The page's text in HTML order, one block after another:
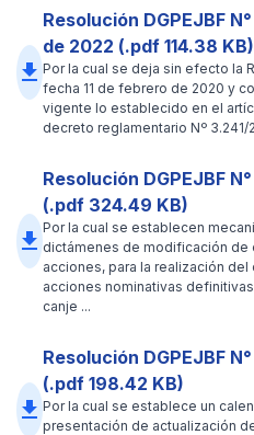
file_download
Resolución DGPEJBF
de 2022 (.pdf 114.38 KB)
Por la cual se deja sin efecto la
fecha 11 de febrero de 2020 y
vigente lo establecido en el
decreto reglamentario Nº 3.241/
file_download
Resolución DGPEJBF
(.pdf 324.49 KB)
Por la cual se establecen
dictámenes de modificación
acciones, para la realización
acciones nominativas
canje ...
file_download
Resolución DGPEJBF
(.pdf 198.42 KB)
Por la cual se establece un
presentación de actualización